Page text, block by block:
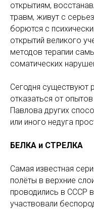
открытиям,
травм, живут с
борются с
открытий великого
методов терапии
соматических
Сегодня существуют
отказаться от
Павлова других
или иного недуга
БЕЛКА и СТРЕЛКА
Самая известная
полёты в верхние
проводились в СССР
участвовали